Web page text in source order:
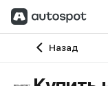
Назад
Главная